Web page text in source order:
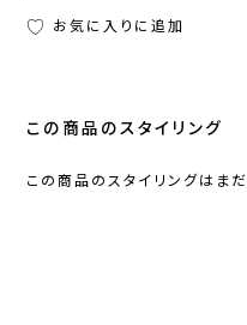
お気に入りに追加
この商品のスタイリング
この商品のスタイリングはま